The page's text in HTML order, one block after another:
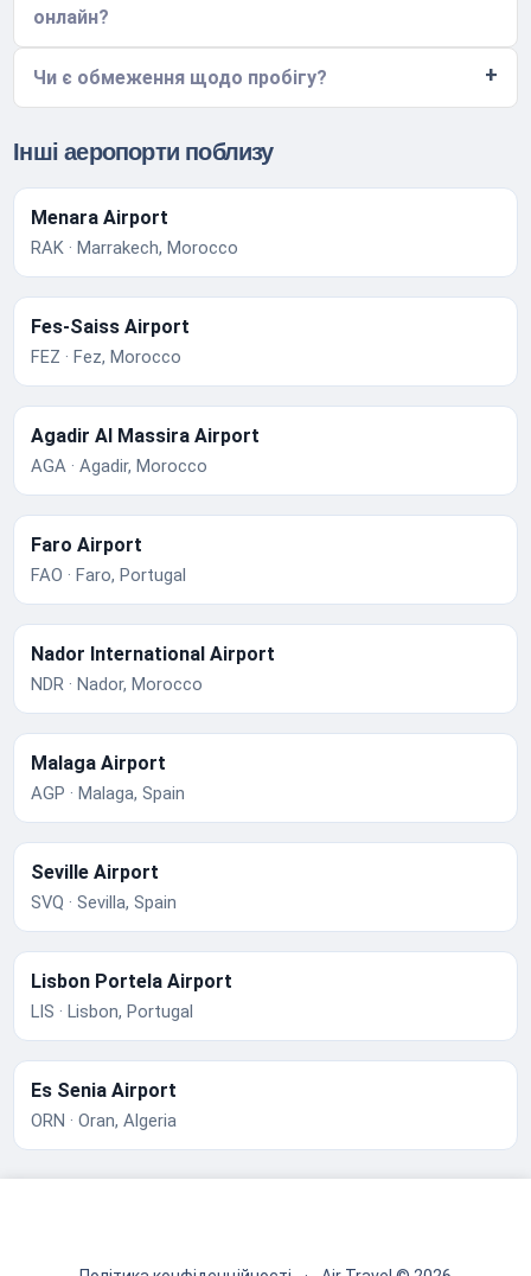
онлайн?
Чи є обмеження щодо пробігу?
Інші аеропорти поблизу
Menara Airport
RAK · Marrakech, Morocco
Fes-Saiss Airport
FEZ · Fez, Morocco
Agadir Al Massira Airport
AGA · Agadir, Morocco
Faro Airport
FAO · Faro, Portugal
Nador International Airport
NDR · Nador, Morocco
Malaga Airport
AGP · Malaga, Spain
Seville Airport
SVQ · Sevilla, Spain
Lisbon Portela Airport
LIS · Lisbon, Portugal
Es Senia Airport
ORN · Oran, Algeria